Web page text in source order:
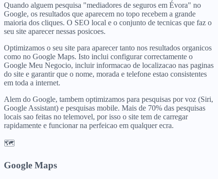
Quando alguem pesquisa "mediadores de seguros em Évora" no
Google, os resultados que aparecem no topo recebem a grande
maioria dos cliques. O SEO local e o conjunto de tecnicas que faz o
seu site aparecer nessas posicoes.
Optimizamos o seu site para aparecer tanto nos resultados organicos
como no Google Maps. Isto inclui configurar correctamente o
Google Meu Negocio, incluir informacao de localizacao nas paginas
do site e garantir que o nome, morada e telefone estao consistentes
em toda a internet.
Alem do Google, tambem optimizamos para pesquisas por voz (Siri,
Google Assistant) e pesquisas mobile. Mais de 70% das pesquisas
locais sao feitas no telemovel, por isso o site tem de carregar
rapidamente e funcionar na perfeicao em qualquer ecra.
🗺️
Google Maps